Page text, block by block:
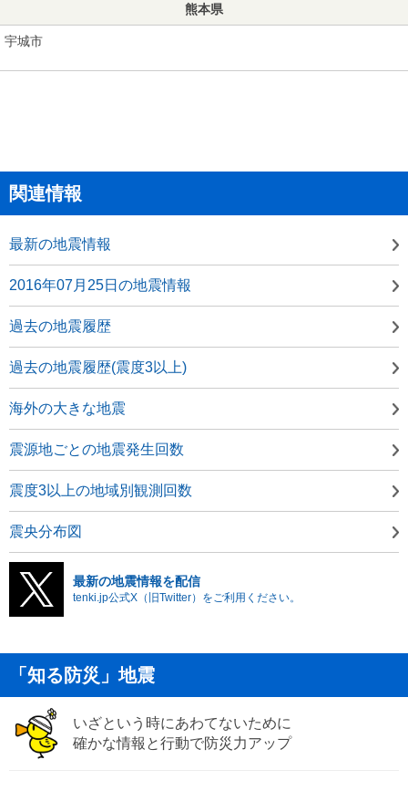
熊本県
宇城市
関連情報
最新の地震情報
2016年07月25日の地震情報
過去の地震履歴
過去の地震履歴(震度3以上)
海外の大きな地震
震源地ごとの地震発生回数
震度3以上の地域別観測回数
震央分布図
最新の地震情報を配信
tenki.jp公式X（旧Twitter）をご利用ください。
「知る防災」地震
いざという時にあわてないために
確かな情報と行動で防災力アップ